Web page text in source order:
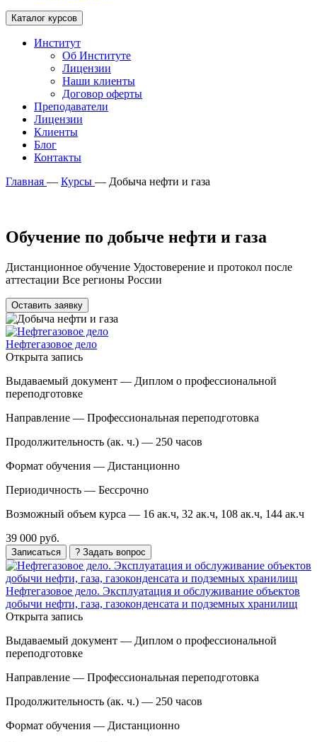
Каталог курсов
Институт
Об Институте
Лицензии
Наши клиенты
Договор оферты
Преподаватели
Лицензии
Клиенты
Блог
Контакты
Главная — Курсы — Добыча нефти и газа
Обучение по добыче нефти и газа
Дистанционное обучение Удостоверение и протокол после
аттестации Все регионы России
Оставить заявку
Нефтегазовое дело
Открыта запись
Выдаваемый документ — Диплом о профессиональной
переподготовке
Направление — Профессиональная переподготовка
Продолжительность (ак. ч.) — 250 часов
Формат обучения — Дистанционно
Периодичность — Бессрочно
Возможный объем курса — 16 ак.ч, 32 ак.ч, 108 ак.ч, 144 ак.ч
39 000 руб.
Записаться ? Задать вопрос
Нефтегазовое дело. Эксплуатация и обслуживание объектов
добычи нефти, газа, газоконденсата и подземных хранилищ
Открыта запись
Выдаваемый документ — Диплом о профессиональной
переподготовке
Направление — Профессиональная переподготовка
Продолжительность (ак. ч.) — 250 часов
Формат обучения — Дистанционно